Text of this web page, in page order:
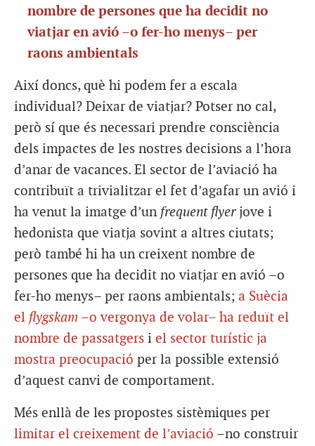
nombre de persones que ha decidit no
viatjar en avió –o fer-ho menys– per
raons ambientals
Així doncs, què hi podem fer a escala
individual? Deixar de viatjar? Potser no cal,
però sí que és necessari prendre consciència
dels impactes de les nostres decisions a l’hora
d’anar de vacances. El sector de l’aviació ha
contribuït a trivialitzar el fet d’agafar un avió i
ha venut la imatge d’un frequent flyerjove i
hedonista que viatja sovint a altres ciutats;
però també hi ha un creixent nombre de
persones que ha decidit no viatjar en avió –o
fer-ho menys– per raons ambientals; a Suècia
el flygskam –o vergonya de volar– ha reduït el
nombre de passatgers i el sector turístic ja
mostra preocupació per la possible extensió
d’aquest canvi de comportament.
Més enllà de les propostes sistèmiques per
limitar el creixement de l’aviació –no construir